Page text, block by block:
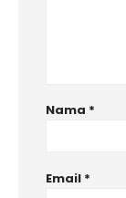
Nama *
Email *